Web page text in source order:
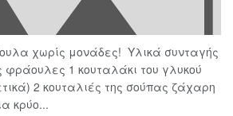
χωρίς μονάδες! Υλικά συνταγής
φράουλες 1 κουταλάκι του γλυκού
2 κουταλιές της σούπας ζάχαρη
κρύο...